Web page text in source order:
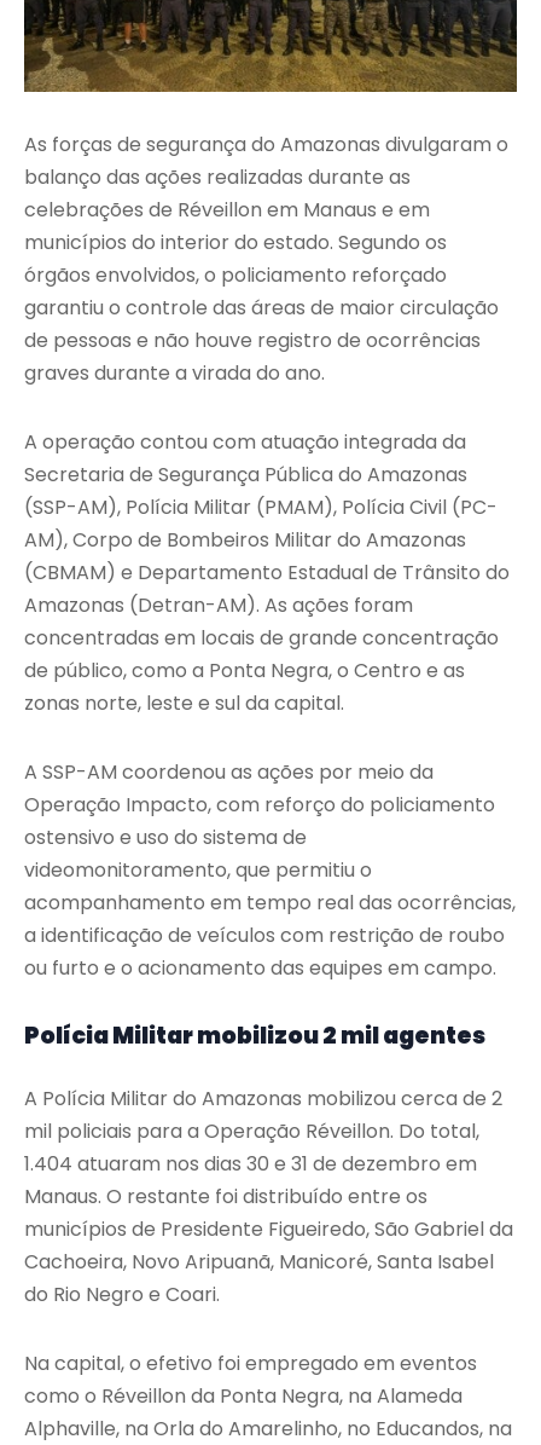
As forças de segurança do Amazonas divulgaram o
balanço das ações realizadas durante as
celebrações de Réveillon em Manaus e em
municípios do interior do estado. Segundo os
órgãos envolvidos, o policiamento reforçado
garantiu o controle das áreas de maior circulação
de pessoas e não houve registro de ocorrências
graves durante a virada do ano.
A operação contou com atuação integrada da
Secretaria de Segurança Pública do Amazonas
(SSP-AM), Polícia Militar (PMAM), Polícia Civil (PC-
AM), Corpo de Bombeiros Militar do Amazonas
(CBMAM) e Departamento Estadual de Trânsito do
Amazonas (Detran-AM). As ações foram
concentradas em locais de grande concentração
de público, como a Ponta Negra, o Centro e as
zonas norte, leste e sul da capital.
A SSP-AM coordenou as ações por meio da
Operação Impacto, com reforço do policiamento
ostensivo e uso do sistema de
videomonitoramento, que permitiu o
acompanhamento em tempo real das ocorrências,
a identificação de veículos com restrição de roubo
ou furto e o acionamento das equipes em campo.
Polícia Militar mobilizou 2 mil agentes
A Polícia Militar do Amazonas mobilizou cerca de 2
mil policiais para a Operação Réveillon. Do total,
1.404 atuaram nos dias 30 e 31 de dezembro em
Manaus. O restante foi distribuído entre os
municípios de Presidente Figueiredo, São Gabriel da
Cachoeira, Novo Aripuanã, Manicoré, Santa Isabel
do Rio Negro e Coari.
Na capital, o efetivo foi empregado em eventos
como o Réveillon da Ponta Negra, na Alameda
Alphaville, na Orla do Amarelinho, no Educandos, na